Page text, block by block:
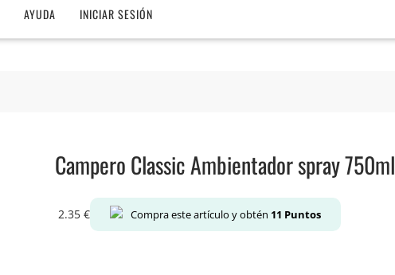
AYUDA INICIAR SESIÓN
Campero Classic Ambientador spray 750ml
2.35 € Compra este artículo y obtén 11 Puntos